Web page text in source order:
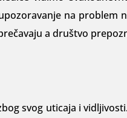
na problem
a društvo
svog uticaja i